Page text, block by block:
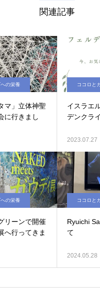
関連記事
の栄養
マ」立体神聖
に行きまし
ココロと
イスラエ
デンクラ
2023.07.27
の栄養
リーンで開催
へ行ってきま
ココロと
Ryuichi
て
2024.05.28